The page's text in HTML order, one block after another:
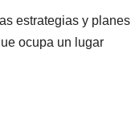
estrategias y planes
ocupa un lugar